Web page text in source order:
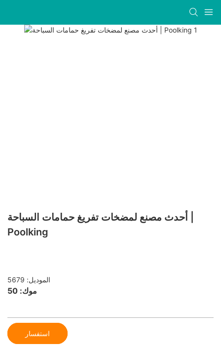
أحدث مصنع لمضخات تفريغ حمامات السباحة |
Poolking
الموديل: 5679
موك: 50
استفسار